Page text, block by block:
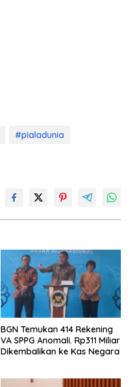
#pialadunia
BGN Temukan 414 Rekening
VA SPPG Anomali. Rp311 Miliar
Dikembalikan ke Kas Negara